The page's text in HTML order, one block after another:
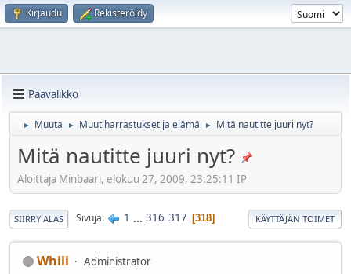
Kirjaudu Rekisteröidy
Päävalikko
► Muuta ► Muut harrastukset ja elämä ► Mitä nautitte juuri nyt?
Mitä nautitte juuri nyt?
Aloittaja Minbaari, elokuu 27, 2009, 23:25:11 IP
SIIRRY ALAS Sivuja 1 ... 316 317 318 KÄYTTÄJÄN TOIMET
Whili
Administrator